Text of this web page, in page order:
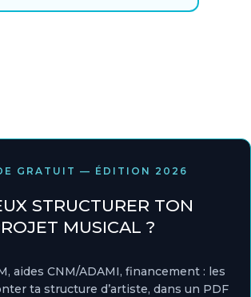
GRATUIT — ÉDITION 2026
STRUCTURER TON
MUSICAL ?
aides CNM/ADAMI, financement : les
ta structure d’artiste, dans un PDF